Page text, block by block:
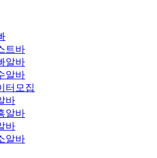
트바
알바
알바
터모집
바
알바
바
알바